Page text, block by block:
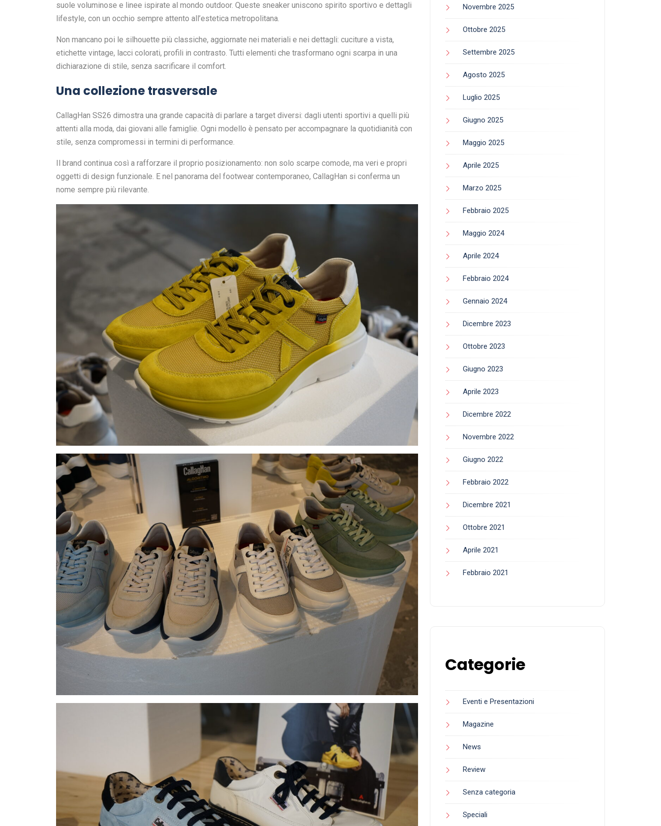
suole voluminose e linee ispirate al mondo outdoor. Queste sneaker uniscono spirito sportivo e dettagli
lifestyle, con un occhio sempre attento all’estetica metropolitana.
Non mancano poi le silhouette più classiche, aggiornate nei materiali e nei dettagli: cuciture a vista,
etichette vintage, lacci colorati, profili in contrasto. Tutti elementi che trasformano ogni scarpa in una
dichiarazione di stile, senza sacrificare il comfort.
Una collezione trasversale
CallagHan SS26 dimostra una grande capacità di parlare a target diversi: dagli utenti sportivi a quelli più
attenti alla moda, dai giovani alle famiglie. Ogni modello è pensato per accompagnare la quotidianità con
stile, senza compromessi in termini di performance.
Il brand continua così a rafforzare il proprio posizionamento: non solo scarpe comode, ma veri e propri
oggetti di design funzionale. E nel panorama del footwear contemporaneo, CallagHan si conferma un
nome sempre più rilevante.
Novembre 2025
Ottobre 2025
Settembre 2025
Agosto 2025
Luglio 2025
Giugno 2025
Maggio 2025
Aprile 2025
Marzo 2025
Febbraio 2025
Maggio 2024
Aprile 2024
Febbraio 2024
Gennaio 2024
Dicembre 2023
Ottobre 2023
Giugno 2023
Aprile 2023
Dicembre 2022
Novembre 2022
Giugno 2022
Febbraio 2022
Dicembre 2021
Ottobre 2021
Aprile 2021
Febbraio 2021
Categorie
Eventi e Presentazioni
Magazine
News
Review
Senza categoria
Speciali